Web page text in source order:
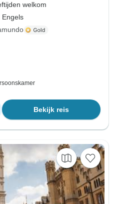
welkom
Engels
Bekijk reis